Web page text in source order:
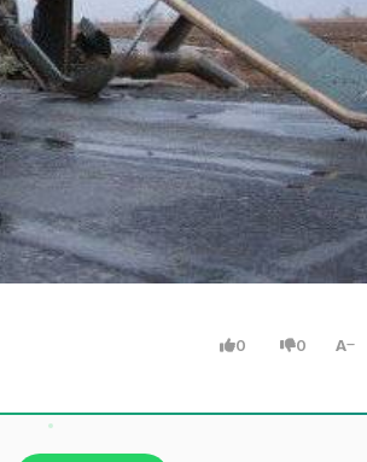
0 0 A